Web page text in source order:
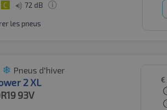
C 72 dB
les pneus
Pneus d'hiver
2 XL
93V
€